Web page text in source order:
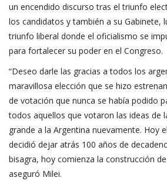
un encendido discurso tras el triunfo
los candidatos y también a su Gabinete,
triunfo liberal donde el oficialismo se
para fortalecer su poder en el Congreso.
“Deseo darle las gracias a todos los
maravillosa elección que se hizo
de votación que nunca se había podido
todos aquellos que votaron las ideas de
grande a la Argentina nuevamente. Hoy
decidió dejar atrás 100 años de
bisagra, hoy comienza la construcción
aseguró Milei.